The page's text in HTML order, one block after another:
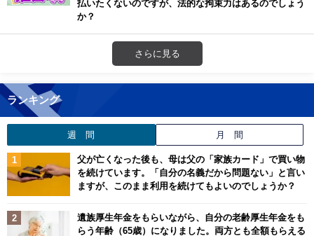
払いたくないのですが、法的な拘束力はあるのでしょう
か？
さらに見る
ランキング
週 間 月 間
父が亡くなった後も、母は父の「家族カード」で買い物
を続けています。「自分の名義だから問題ない」と言い
ますが、このまま利用を続けてもよいのでしょうか？
遺族厚生年金をもらいながら、自分の老齢厚生年金をも
らう年齢（65歳）になりました。両方とも全額もらえる